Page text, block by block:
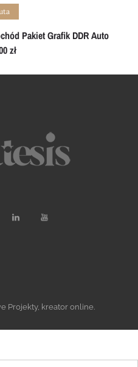
cart
Pakiet Grafik DDR Auto
zł
Projekty, kreator online.